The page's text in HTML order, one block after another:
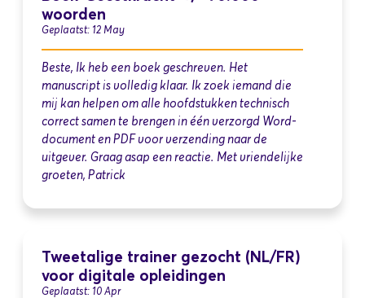
woorden
Geplaatst: 12 May
Beste, Ik heb een boek geschreven. Het
manuscript is volledig klaar. Ik zoek iemand die
mij kan helpen om alle hoofdstukken technisch
correct samen te brengen in één verzorgd Word-
document en PDF voor verzending naar de
uitgever. Graag asap een reactie. Met vriendelijke
groeten, Patrick
Tweetalige trainer gezocht (NL/FR)
voor digitale opleidingen
Geplaatst: 10 Apr